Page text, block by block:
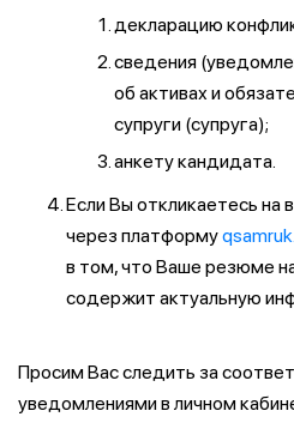
декларацию
сведения
об активах и
супруги (супруга);
анкету кандидата.
Если Вы откликаетесь
через платформу
в том, что Ваше резюме
содержит актуальную
Просим Вас следить за
уведомлениями в личном